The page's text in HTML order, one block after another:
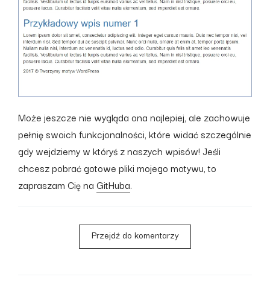
Może jeszcze nie wygląda ona najlepiej, ale zachowuje
pełnię swoich funkcjonalności, które widać szczególnie
gdy wejdziemy w któryś z naszych wpisów! Jeśli
chcesz pobrać gotowe pliki mojego motywu, to
zapraszam Cię na GitHuba.
Przejdź do komentarzy